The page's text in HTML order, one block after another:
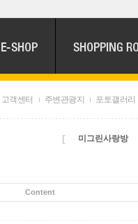
고객센터 주변관광지 포토갤러리
[ 미그린사랑방
Content